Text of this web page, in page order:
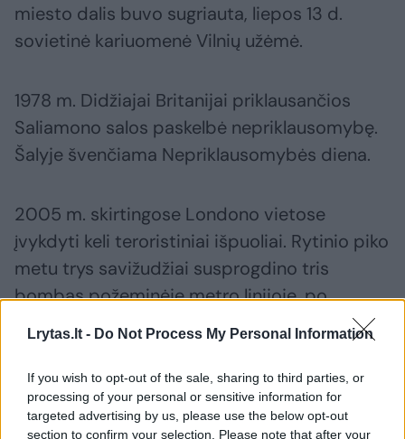
Lrytas.lt - Do Not Process My Personal Information
If you wish to opt-out of the sale, sharing to third parties, or
processing of your personal or sensitive information for
targeted advertising by us, please use the below opt-out
section to confirm your selection. Please note that after your
miesto dalis buvo sugriauta, liepos 13 d.
sovietinė kariuomenė Vilnių užėmė.
1978 m. Didžiajai Britanijai priklausančios
Saliamono salos paskelbė nepriklausomybę.
Šalyje švenčiama Nepriklausomybės diena.
2005 m. skirtingose Londono vietose
įvykdyti keli teroristiniai išpuoliai. Rytinio piko
metu trys savižudžiai susprogdino tris
bombas požeminėje metro linijoje, po
valandos ketvirtasis – miesto autobuse. Žuvo
Atsakomybę prisiimė „Al Qaedos“
organizacija.